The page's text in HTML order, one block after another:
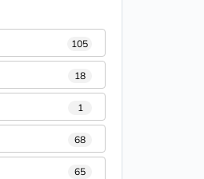
105
18
1
68
65